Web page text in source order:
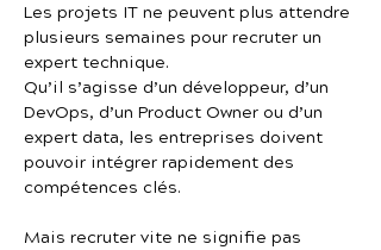
Les projets IT ne peuvent plus attendre
plusieurs semaines pour recruter un
expert technique.
Qu’il s’agisse d’un développeur, d’un
DevOps, d’un Product Owner ou d’un
expert data, les entreprises doivent
pouvoir intégrer rapidement des
compétences clés.
Mais recruter vite ne signifie pas